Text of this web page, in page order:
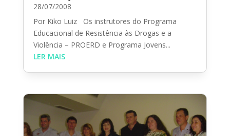
28/07/2008
Por Kiko Luiz Os instrutores do Programa
Educacional de Resistência às Drogas e a
Violência – PROERD e Programa Jovens...
LER MAIS